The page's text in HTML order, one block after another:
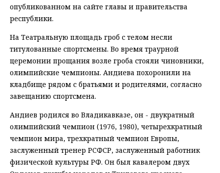
опубликованном на сайте главы и правительства
республики.
На Театральную площадь гроб с телом несли
титулованные спортсмены. Во время траурной
церемонии прощания возле гроба стояли чиновники,
олимпийские чемпионы. Андиева похоронили на
кладбище рядом с братьями и родителями, согласно
завещанию спортсмена.
Андиев родился во Владикавказе, он - двукратный
олимпийский чемпион (1976, 1980), четырехкратный
чемпион мира, трехкратный чемпион Европы,
заслуженный тренер РСФСР, заслуженный работник
физической культуры РФ. Он был кавалером двух